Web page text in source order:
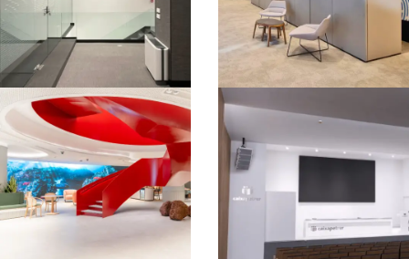
OFICINAS
CAJASUR –
SEVILLA
CENTRO INTOUCH
GRANADA​